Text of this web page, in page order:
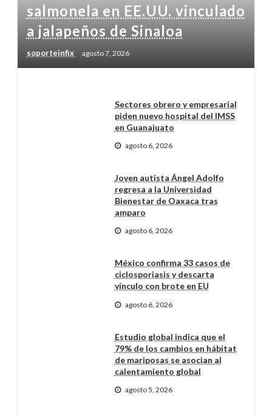
salmonela en EE.UU. vinculado
a jalapeños de Sinaloa
soporteinfix agosto 7, 2026
Sectores obrero y empresarial
piden nuevo hospital del IMSS
en Guanajuato
agosto 6, 2026
Joven autista Ángel Adolfo
regresa a la Universidad
Bienestar de Oaxaca tras
amparo
agosto 6, 2026
México confirma 33 casos de
ciclosporiasis y descarta
vínculo con brote en EU
agosto 6, 2026
Estudio global indica que el
79% de los cambios en hábitat
de mariposas se asocian al
calentamiento global
agosto 5, 2026